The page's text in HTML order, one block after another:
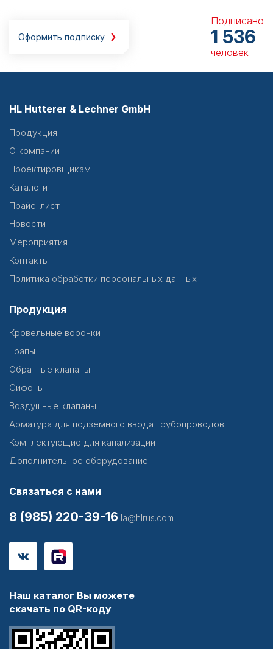
Оформить подписку
Подписано
1 536
человек
HL Hutterer & Lechner GmbH
Продукция
О компании
Проектировщикам
Каталоги
Прайс-лист
Новости
Мероприятия
Контакты
Политика обработки персональных данных
Продукция
Кровельные воронки
Трапы
Обратные клапаны
Сифоны
Воздушные клапаны
Арматура для подземного ввода трубопроводов
Комплектующие для канализации
Дополнительное оборудование
Связаться с нами
8 (985) 220-39-16 la@hlrus.com
Наш каталог Вы можете
скачать по QR-коду